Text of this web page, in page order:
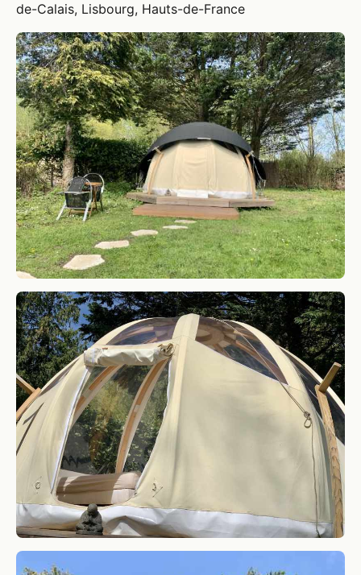
de-Calais, Lisbourg, Hauts-de-France